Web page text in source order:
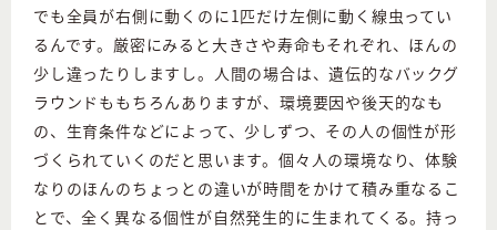
でも全員が右側に動くのに1匹だけ左側に動く線虫ってい
るんです。厳密にみると大きさや寿命もそれぞれ、ほんの
少し違ったりしますし。人間の場合は、遺伝的なバックグ
ラウンドももちろんありますが、環境要因や後天的なも
の、生育条件などによって、少しずつ、その人の個性が形
づくられていくのだと思います。個々人の環境なり、体験
なりのほんのちょっとの違いが時間をかけて積み重なるこ
とで、全く異なる個性が自然発生的に生まれてくる。持っ